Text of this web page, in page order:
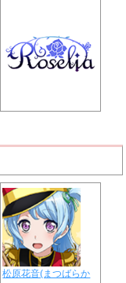
松原花音(まつばらか